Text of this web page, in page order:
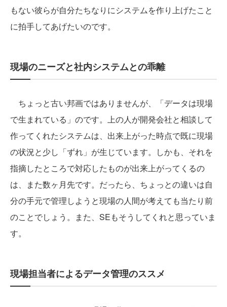
もない彼らが自分たちなりにシステムを作り上げたこと
に拍手してあげたいのです。
現場のニーズと社内システムとの乖離
ちょっと古い邦画ではありませんが、「データは現場
で生まれている」のです。上の人が開発会社と相談して
作ってくれたシステムは、出来上がった時点で既に現場
の状況と少し「ずれ」が生じています。しかも、それを
指摘したところで対応したものが出来上がってくるの
は、また数ヶ月先です。だったら、ちょっとの違いは自
分の手元で管理しようと現場の人間が考えても当たり前
のことでしょう。また、SEもそうしてくれと思っていま
す。
現場担当者によるデータ管理のススメ